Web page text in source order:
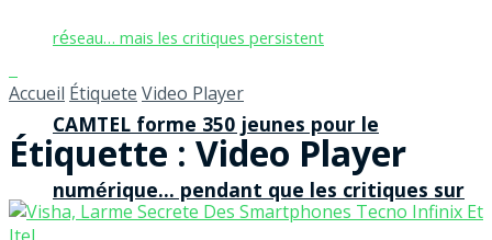
CAMTEL forme 350 jeunes pour le
numérique… pendant que les critiques sur
Accueil Étiquete Video Player
Étiquette : Video Player